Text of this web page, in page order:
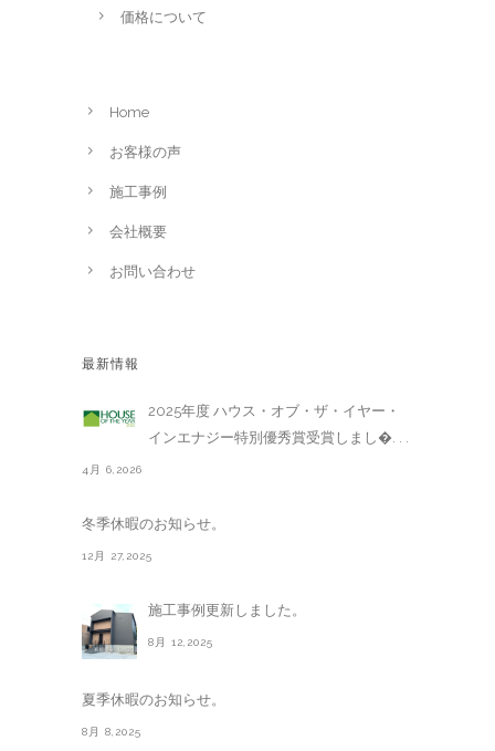
価格について
Home
お客様の声
施工事例
会社概要
お問い合わせ
最新情報
2025年度 ハウス・オブ・ザ・イヤー・
インエナジー特別優秀賞受賞しまし�. . .
4月 6,2026
冬季休暇のお知らせ。
12月 27,2025
施工事例更新しました。
8月 12,2025
夏季休暇のお知らせ。
8月 8,2025